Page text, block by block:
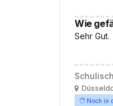
Wie
Sehr Gut.
Ort
Noch in